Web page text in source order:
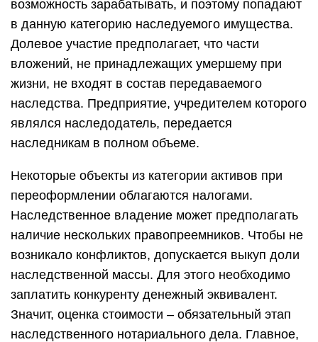
возможность зарабатывать, и поэтому попадают
в данную категорию наследуемого имущества.
Долевое участие предполагает, что части
вложений, не принадлежащих умершему при
жизни, не входят в состав передаваемого
наследства. Предприятие, учредителем которого
являлся наследодатель, передается
наследникам в полном объеме.
Некоторые объекты из категории активов при
переоформлении облагаются налогами.
Наследственное владение может предполагать
наличие нескольких правопреемников. Чтобы не
возникало конфликтов, допускается выкуп доли
наследственной массы. Для этого необходимо
заплатить конкуренту денежный эквивалент.
Значит, оценка стоимости – обязательный этап
наследственного нотариального дела. Главное,